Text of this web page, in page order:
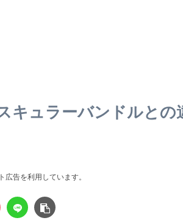
キュラーバンドルとの
広告を利用しています。